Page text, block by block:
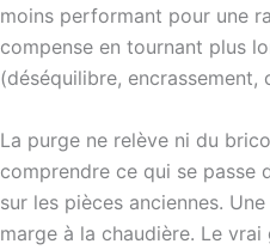
moins performant pour une
compense en tournant plus
(déséquilibre, encrassement,
La purge ne relève ni du
comprendre ce qui se passe
sur les pièces anciennes.
marge à la chaudière. Le vrai